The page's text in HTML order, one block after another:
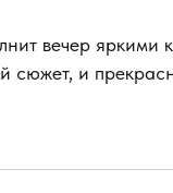
вечер яркими
сюжет, и